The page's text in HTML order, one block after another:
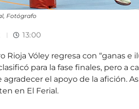
Fotógrafo
13:00
Rioja Vóley regresa con “ganas
para la fase finales, pero a
el apoyo de la afición.
en El Ferial.